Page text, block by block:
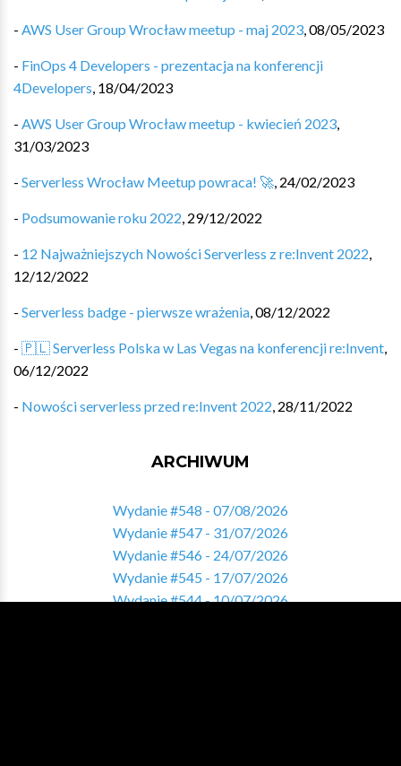
- AWS User Group Wrocław meetup - maj 2023,08/05/2023
- FinOps 4 Developers - prezentacja na konferencji
4Developers, 18/04/2023
- AWS User Group Wrocław meetup - kwiecień 2023,
31/03/2023
- Serverless Wrocław Meetup powraca! 🚀, 24/02/2023
- Podsumowanie roku 2022, 29/12/2022
- 12 Najważniejszych Nowości Serverless z re:Invent 2022,
12/12/2022
- Serverless badge - pierwsze wrażenia,08/12/2022
- 🇵🇱 Serverless Polska w Las Vegas na konferencji re:Invent,
06/12/2022
- Nowości serverless przed re:Invent 2022, 28/11/2022
ARCHIWUM
Wydanie #548 - 07/08/2026
Wydanie #547 - 31/07/2026
Wydanie #546 - 24/07/2026
Wydanie #545 - 17/07/2026
Wydanie #544 - 10/07/2026